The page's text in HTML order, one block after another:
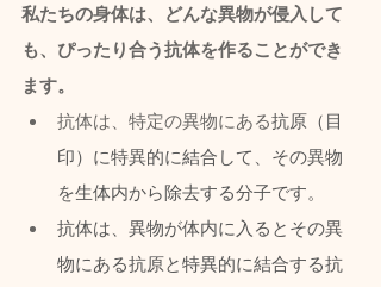
私たちの身体は、どんな異物が侵入して
も、ぴったり合う抗体を作ることができ
ます。
抗体は、特定の異物にある抗原（目
印）に特異的に結合して、その異物
を生体内から除去する分子です。
抗体は、異物が体内に入るとその異
物にある抗原と特異的に結合する抗